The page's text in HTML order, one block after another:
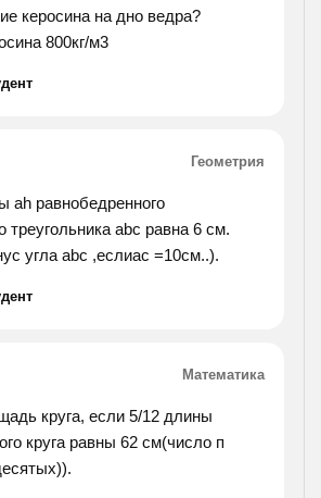
керосина на дно ведра?
800кг/м3
Геометрия
ah равнобедренного
треугольника abc равна 6 см.
угла abc ,еслиac =10см..).
Математика
круга, если 5/12 длины
круга равны 62 см(число п